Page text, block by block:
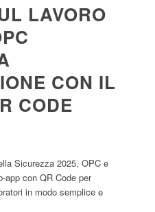
LAVORO
CON IL
CODE
Sicurezza 2025, OPC e
app con QR Code per
in modo semplice e